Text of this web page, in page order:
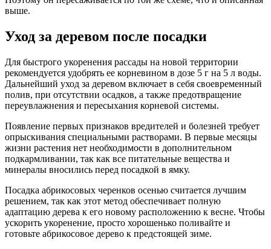
выше.
Уход за деревом после посадки
Для быстрого укоренения рассады на новой территории
рекомендуется удобрять ее корневином в дозе 5 г на 5 л воды.
Дальнейший уход за деревом включает в себя своевременный
полив, при отсутствии осадков, а также предотвращение
переувлажнения и пересыхания корневой системы.
Появление первых признаков вредителей и болезней требует
опрыскивания специальными растворами. В первые месяцы
жизни растения нет необходимости в дополнительном
подкармливании, так как все питательные вещества и
минералы вносились перед посадкой в ямку.
Посадка абрикосовых черенков осенью считается лучшим
решением, так как этот метод обеспечивает полную
адаптацию дерева к его новому расположению к весне. Чтобы
ускорить укоренение, просто хорошенько поливайте и
готовьте абрикосовое дерево к предстоящей зиме.